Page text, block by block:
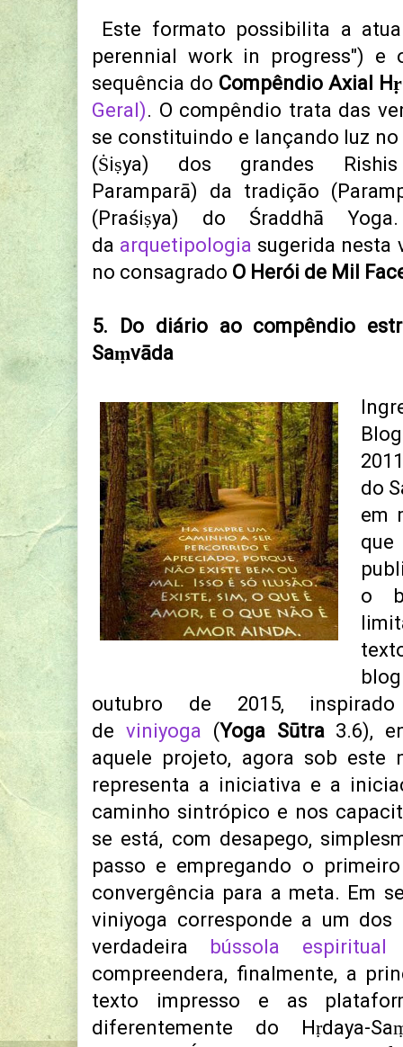
Este formato possibilita a
perennial work in progress") e
sequência do Compêndio Axial
Geral). O compêndio trata das
se constituindo e lançando luz
(Ṡiṣya) dos grandes Rishis
Paramparā) da tradição
(Praśiṣya) do Śraddhā
da arquetipologia sugerida nesta
no consagrado O Herói de Mil
5. Do diário ao compêndio
Saṃvāda
do
em
que
o
outubro de 2015,
de viniyoga (Yoga Sūtra3.6),
aquele projeto, agora sob este
representa a iniciativa e a
caminho sintrópico e nos
se está, com desapego,
passo e empregando o
convergência para a meta. Em
viniyoga corresponde a um dos
verdadeira bússola espiritual
compreendera, finalmente, a
texto impresso e as
diferentemente do Hṛdaya-